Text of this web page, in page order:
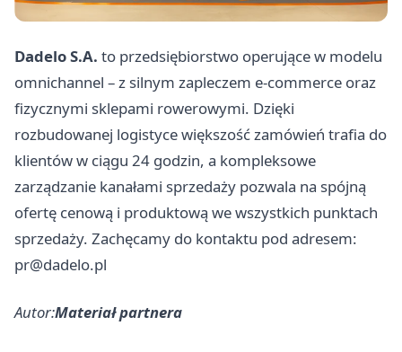
Dadelo S.A. to przedsiębiorstwo operujące w modelu
omnichannel – z silnym zapleczem e-commerce oraz
fizycznymi sklepami rowerowymi. Dzięki
rozbudowanej logistyce większość zamówień trafia do
klientów w ciągu 24 godzin, a kompleksowe
zarządzanie kanałami sprzedaży pozwala na spójną
ofertę cenową i produktową we wszystkich punktach
sprzedaży. Zachęcamy do kontaktu pod adresem:
pr@dadelo.pl
Autor:Materiał partnera